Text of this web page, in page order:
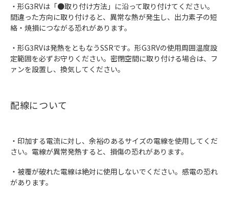
・形G3RVは「●取り付け方法」に沿って取り付けてください。
間違った方向に取り付けると、異常な熱が発生し、出力素子の短
絡・焼損につながる恐れがあります。
・形G3RVは発熱をともなうSSRです。形G3RVの使用周囲温度設
定範囲を必ずお守りください。密閉空間に取り付ける場合は、フ
ァンを設置し、換気してください。
配線について
・印加する電流に対し、余裕のあるサイズの電線を使用してくだ
さい。電線が異常発熱すると、損傷の恐れがあります。
・被覆が破れた電線は絶対に使用しないでください。感電の恐れ
があります。